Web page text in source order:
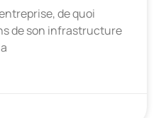
de quoi
de son infrastructure